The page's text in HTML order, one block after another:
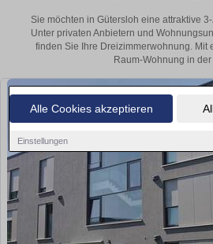
Alle Cookies akzeptieren
Einstellungen
Sie möchten in Gütersloh eine attraktive
Unter privaten Anbietern und
finden Sie Ihre Dreizimmerwohnung. Mit
Raum-Wohnung in